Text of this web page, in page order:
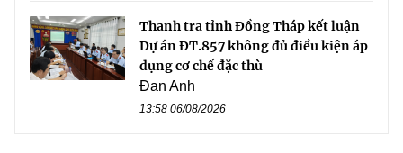
Thanh tra tỉnh Đồng Tháp kết luận
Dự án ĐT.857 không đủ điều kiện áp
dụng cơ chế đặc thù
Đan Anh
13:58 06/08/2026